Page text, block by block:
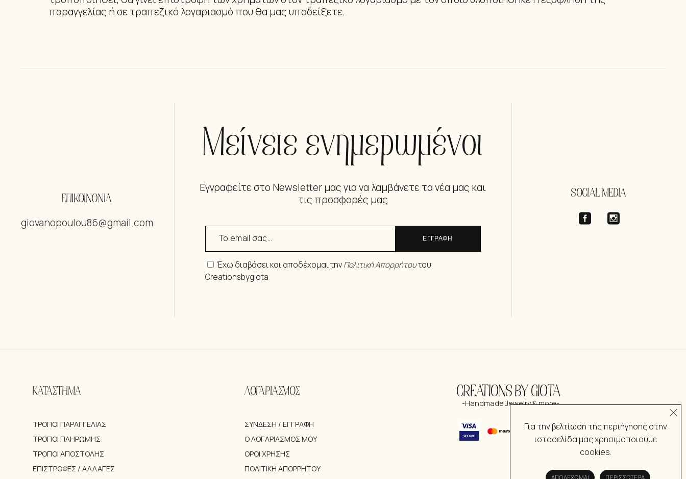
παραγγελίας ή σε τραπεζικό λογαριασμό που θα μας υποδείξετε.
ΕΠΙΚΟΙΝΩΝΙΑ
giovanopoulou86@gmail.com
Μείνετε ενημερωμένοι
Εγγραφείτε στο Newsletter μας για να λαμβάνετε τα νέα μας και
τις προσφορές μας
ΕΓΓΡΑΦΗ
Έχω διαβάσει και αποδέχομαι τηνΠολιτική Απορρήτουτου
Creationsbygiota
SOCIAL MEDIA
ΚΑΤΑΣΤΗΜΑ
ΤΡΌΠΟΙ ΠΑΡΑΓΓΕΛΊΑΣ
ΤΡΌΠΟΙ ΠΛΗΡΩΜΉΣ
ΤΡΌΠΟΙ ΑΠΟΣΤΟΛΉΣ
ΕΠΙΣΤΡΟΦΈΣ / ΑΛΛΑΓΈΣ
ΛΟΓΑΡΙΑΣΜΟΣ
ΣΎΝΔΕΣΗ / ΕΓΓΡΑΦΉ
Ο ΛΟΓΑΡΙΑΣΜΌΣ ΜΟΥ
ΌΡΟΙ ΧΡΉΣΗΣ
ΠΟΛΙΤΙΚΉ ΑΠΟΡΡΉΤΟΥ
CREATIONS BY GIOTA
-Handmade Jewelry & more-
Για την βελτίωση της περιήγησης στην
ιστοσελίδα μας χρησιμοποιούμε
cookies.
ΑΠΟΔΈΧΟΜΑΙ ΠΕΡΙΣΣΌΤΕΡΑ